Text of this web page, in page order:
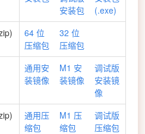
安装包
(.exe)
64 位
压缩包
32 位
压缩包
通用安
装镜像
M1 安
装镜像
调试版
安装镜
像
通用压
缩包
M1 压
缩包
调试版
压缩包